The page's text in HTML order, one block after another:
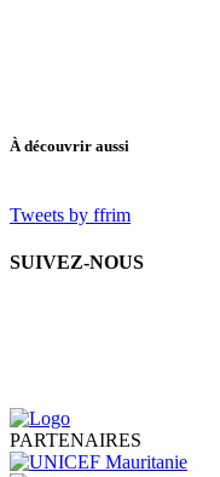
À découvrir aussi
Tweets by ffrim
SUIVEZ-NOUS
PARTENAIRES